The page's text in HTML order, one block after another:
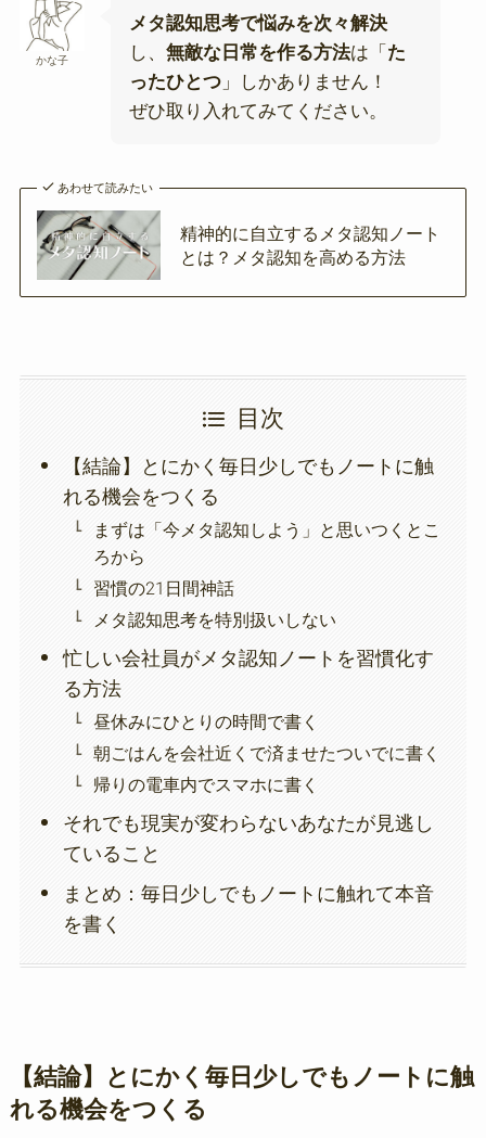
かな子
メタ認知思考で悩みを次々解決
し、 無敵な日常を作る方法は「 た
ったひとつ」しかありません！
ぜひ取り入れてみてください。
あわせて読みたい
精神的に自立するメタ認知ノート
とは？メタ認知を高める方法
目次
【結論】とにかく毎日少しでもノートに触
れる機会をつくる
まずは「今メタ認知しよう」と思いつくとこ
ろから
習慣の21日間神話
メタ認知思考を特別扱いしない
忙しい会社員がメタ認知ノートを習慣化す
る方法
昼休みにひとりの時間で書く
朝ごはんを会社近くで済ませたついでに書く
帰りの電車内でスマホに書く
それでも現実が変わらないあなたが見逃し
ていること
まとめ：毎日少しでもノートに触れて本音
を書く
【結論】とにかく毎日少しでもノートに触
れる機会をつくる